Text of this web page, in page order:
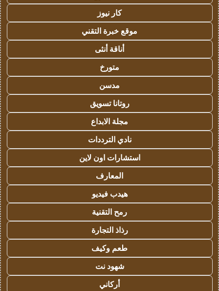
كار نيوز
موقع خبرة التقني
أناقة أنثى
متورخ
مدسن
روتانا تسويق
مجلة الابداع
نادي الترددات
استشارات اون لاين
المعارف
هيدب فيديو
رمح التقنية
رذاذ التجارة
طعم وكيف
شهود نت
أركاني